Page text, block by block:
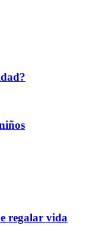
regalar vida